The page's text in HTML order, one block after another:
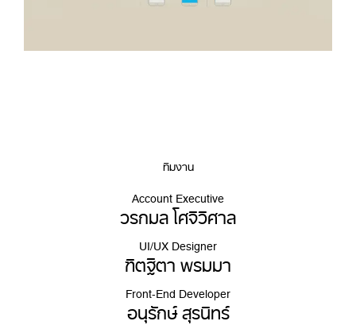
ทีมงาน
Account Executive
วรกมล โศจิวิศาล
UI/UX Designer
ฑิตฐิตา พรมมา
Front-End Developer
อนุรักษ์ สุรนิทร์